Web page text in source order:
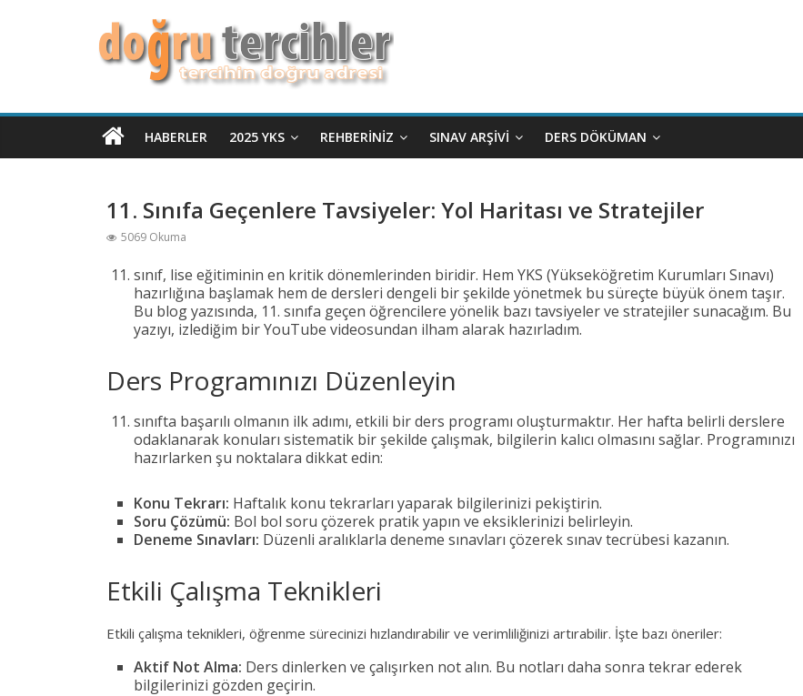
HABERLER 2025 YKS REHBERINIZ SINAV ARŞIVI DERS DÖKÜMAN
11. Sınıfa Geçenlere Tavsiyeler: Yol Haritası ve Stratejiler
5069 Okuma
sınıf, lise eğitiminin en kritik dönemlerinden biridir. Hem YKS (Yükseköğretim Kurumları Sınavı)
hazırlığına başlamak hem de dersleri dengeli bir şekilde yönetmek bu süreçte büyük önem taşır.
Bu blog yazısında, 11. sınıfa geçen öğrencilere yönelik bazı tavsiyeler ve stratejiler sunacağım. Bu
yazıyı, izlediğim bir YouTube videosundan ilham alarak hazırladım.
Ders Programınızı Düzenleyin
sınıfta başarılı olmanın ilk adımı, etkili bir ders programı oluşturmaktır. Her hafta belirli derslere
odaklanarak konuları sistematik bir şekilde çalışmak, bilgilerin kalıcı olmasını sağlar. Programınızı
hazırlarken şu noktalara dikkat edin:
Konu Tekrarı: Haftalık konu tekrarları yaparak bilgilerinizi pekiştirin.
Soru Çözümü: Bol bol soru çözerek pratik yapın ve eksiklerinizi belirleyin.
Deneme Sınavları: Düzenli aralıklarla deneme sınavları çözerek sınav tecrübesi kazanın.
Etkili Çalışma Teknikleri
Etkili çalışma teknikleri, öğrenme sürecinizi hızlandırabilir ve verimliliğinizi artırabilir. İşte bazı öneriler:
Aktif Not Alma: Ders dinlerken ve çalışırken not alın. Bu notları daha sonra tekrar ederek
bilgilerinizi gözden geçirin.